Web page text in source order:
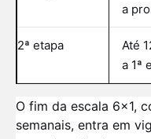
a
2ª etapa
Até
a 1ª
O fim da escala 6x1,
semanais, entra em